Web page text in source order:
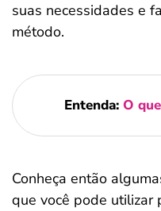
suas necessidades e
método.
Entenda: O
Conheça então
que você pode utilizar